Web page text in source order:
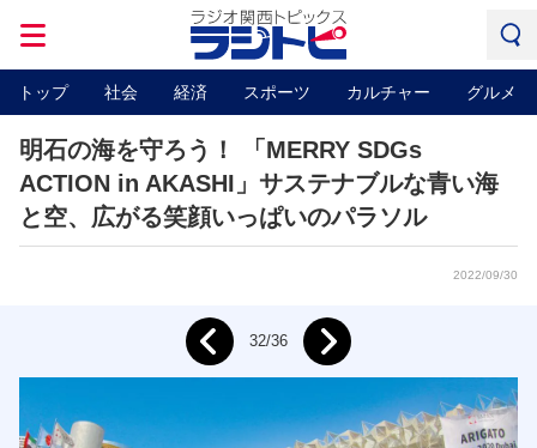
トップ 社会 経済 スポーツ カルチャー グルメ
明石の海を守ろう！ 「MERRY SDGs
ACTION in AKASHI」サステナブルな青い海
と空、広がる笑顔いっぱいのパラソル
2022/09/30
Prev 32/36 Next